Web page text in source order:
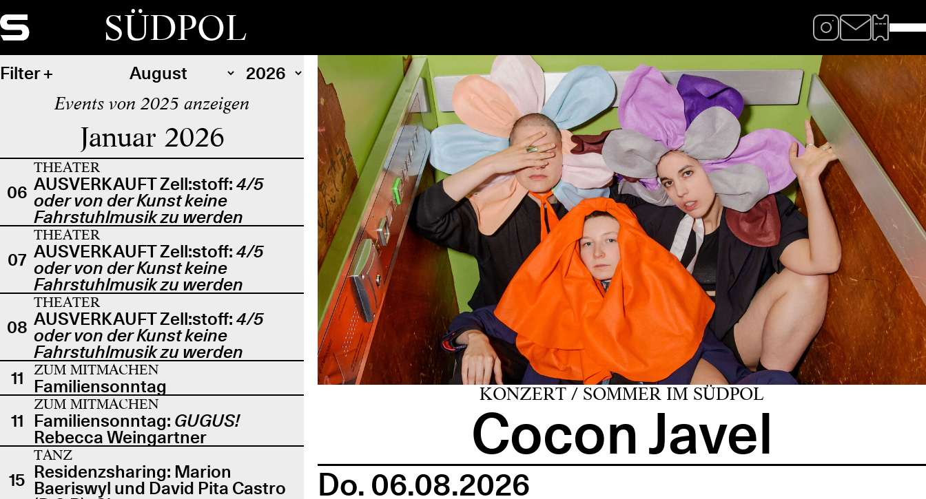
SÜDPOL
Filter
Events von 2025 anzeigen
Januar 2026
06
THEATER
AUSVERKAUFT Zell:stoff: 4/5
oder von der Kunst keine
Fahrstuhlmusik zu werden
07
THEATER
AUSVERKAUFT Zell:stoff: 4/5
oder von der Kunst keine
Fahrstuhlmusik zu werden
08
THEATER
AUSVERKAUFT Zell:stoff: 4/5
oder von der Kunst keine
Fahrstuhlmusik zu werden
11
ZUM MITMACHEN
Familiensonntag
11
ZUM MITMACHEN
Familiensonntag: GUGUS!
Rebecca Weingartner
15
TANZ
Residenzsharing: Marion
Baeriswyl und David Pita Castro
KONZERT / SOMMER IM SÜDPOL
Cocon Javel
Do. 06.08.2026